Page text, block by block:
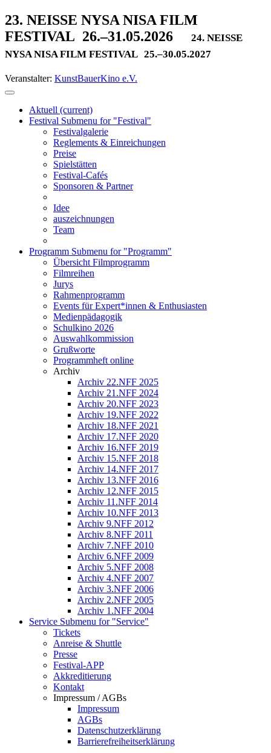
23. NEISSE NYSA NISA FILM
FESTIVAL 26.–31.05.2026
24. NEISSE
NYSA NISA FILM FESTIVAL 25.–30.05.2027
Veranstalter: KunstBauerKino e.V.
Aktuell (current)
Festival Submenu for "Festival"
Festivalgalerie
Reglements & Einreichungen
Preise
Spielstätten
Festival-Cafés
Sponsoren & Partner
Idee
auszeichnungen
Team
Programm Submenu for "Programm"
Übersicht Filmprogramm
Filmreihen
Jurys
Rahmenprogramm
Events für Expert*innen & Enthusiasten
Medienpädagogik
Schulkino 2026
Auswahlkommission
Grußworte
Programmheft online
Archiv
Archiv 22.NFF 2025
Archiv 21.NFF 2024
Archiv 20.NFF 2023
Archiv 19.NFF 2022
Archiv 18.NFF 2021
Archiv 17.NFF 2020
Archiv 16.NFF 2019
Archiv 15.NFF 2018
Archiv 14.NFF 2017
Archiv 13.NFF 2016
Archiv 12.NFF 2015
Archiv 11.NFF 2014
Archiv 10.NFF 2013
Archiv 9.NFF 2012
Archiv 8.NFF 2011
Archiv 7.NFF 2010
Archiv 6.NFF 2009
Archiv 5.NFF 2008
Archiv 4.NFF 2007
Archiv 3.NFF 2006
Archiv 2.NFF 2005
Archiv 1.NFF 2004
Service Submenu for "Service"
Tickets
Anreise & Shuttle
Presse
Festival-APP
Akkreditierung
Kontakt
Impressum / AGBs
Impressum
AGBs
Datenschutzerklärung
Barrierefreiheitserklärung